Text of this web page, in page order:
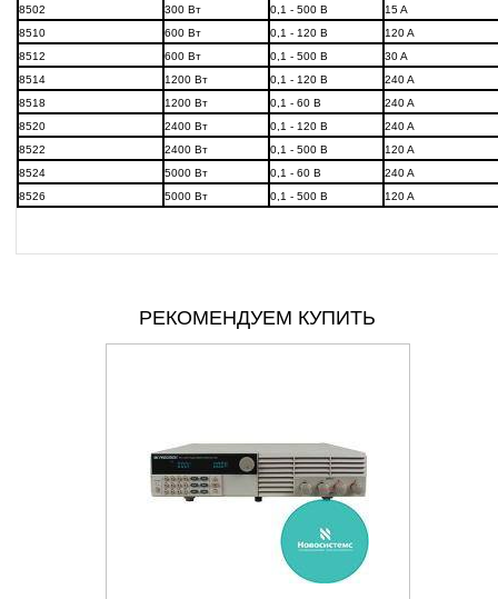
8502 300 Вт 0,1 - 500 В
15 A
8510
600 Вт 0,1 - 120 В
120 A
8512
600 Вт 0,1 - 500 В
30 A
8514
1200 Вт 0,1 - 120 В
240 A
8518
1200 Вт 0,1 - 60 В
240 A
8520
2400 Вт 0,1 - 120 В
240 A
8522
2400 Вт 0,1 - 500 В
120 A
8524
5000 Вт 0,1 - 60 В
240 A
8526
5000 Вт 0,1 - 500 В 120 A
РЕКОМЕНДУЕМ КУПИТЬ